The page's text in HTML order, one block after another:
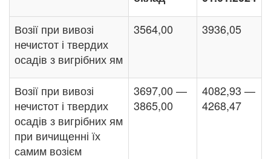
Возії при вивозі
нечистот і твердих
осадів з вигрібних ям
3564,00 3936,05
Возії при вивозі
нечистот і твердих
осадів з вигрібних ям
при вичищенні їх
самим возієм
3697,00 —
3865,00
4082,93 —
4268,47